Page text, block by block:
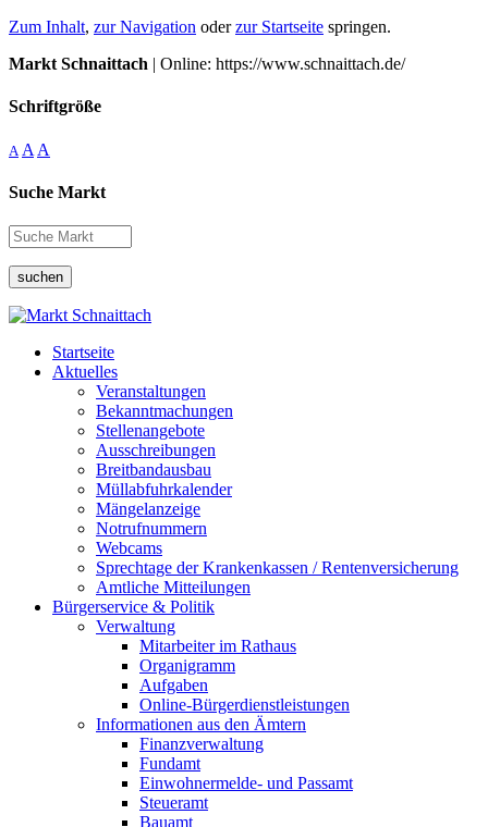
Zum Inhalt, zur Navigation oderzur Startseite springen.
Markt Schnaittach | Online: https://www.schnaittach.de/
Schriftgröße
A A A
Suche Markt
suchen
Startseite
Aktuelles
Veranstaltungen
Bekanntmachungen
Stellenangebote
Ausschreibungen
Breitbandausbau
Müllabfuhrkalender
Mängelanzeige
Notrufnummern
Webcams
Sprechtage der Krankenkassen / Rentenversicherung
Amtliche Mitteilungen
Bürgerservice & Politik
Verwaltung
Mitarbeiter im Rathaus
Organigramm
Aufgaben
Online-Bürgerdienstleistungen
Informationen aus den Ämtern
Finanzverwaltung
Fundamt
Einwohnermelde- und Passamt
Steueramt
Bauamt